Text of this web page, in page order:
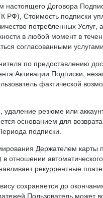
настоящего Договора
РФ), Стоимость подписки
потребленных Услуг,
в любой момент в
согласованными
по предоставлению
Активации Подписки,
фактической
удаление резюме или
основанием для
подписки.
Держателем карты
в отношении
рекуррентные
сохраняется до
Пользователь может